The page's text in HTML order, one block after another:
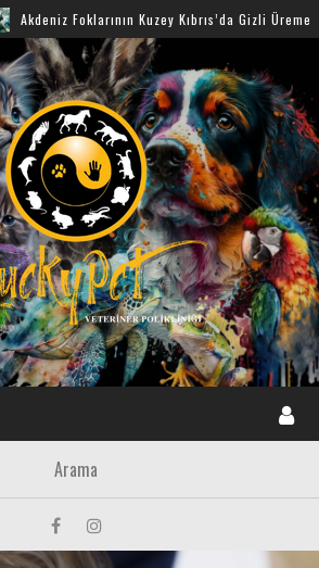
Foklarının Kuzey Kıbrıs’da Gizli Üreme